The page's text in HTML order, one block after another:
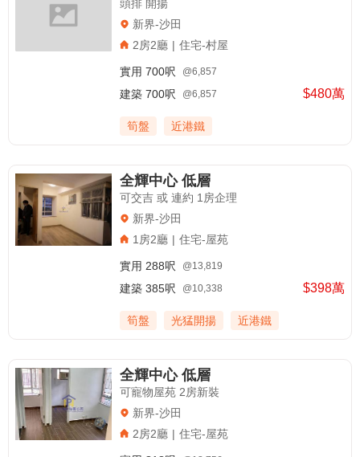
頭排 開揚
新界-沙田
2房2廳 | 住宅-村屋
$480萬
實用 700呎 @6,857
建築 700呎 @6,857
筍盤 近港鐵
全輝中心 低層
可交吉 或 連約 1房企理
新界-沙田
1房2廳 | 住宅-屋苑
$398萬
實用 288呎 @13,819
建築 385呎 @10,338
筍盤 光猛開揚 近港鐵
全輝中心 低層
可寵物屋苑 2房新裝
新界-沙田
2房2廳 | 住宅-屋苑